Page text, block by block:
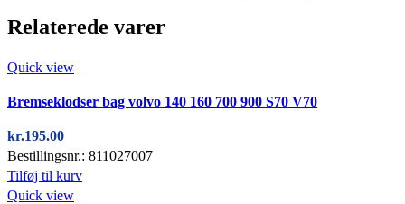
Relaterede varer
Quick view
Bremseklodser bag volvo 140 160 700 900 S70 V70
kr.195.00
Bestillingsnr.: 811027007
Tilføj til kurv
Quick view